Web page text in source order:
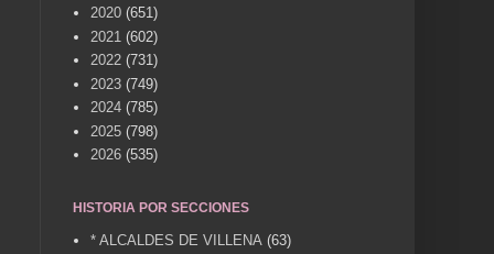
2020 (651)
2021 (602)
2022 (731)
2023 (749)
2024 (785)
2025 (798)
2026 (535)
HISTORIA POR SECCIONES
* ALCALDES DE VILLENA (63)